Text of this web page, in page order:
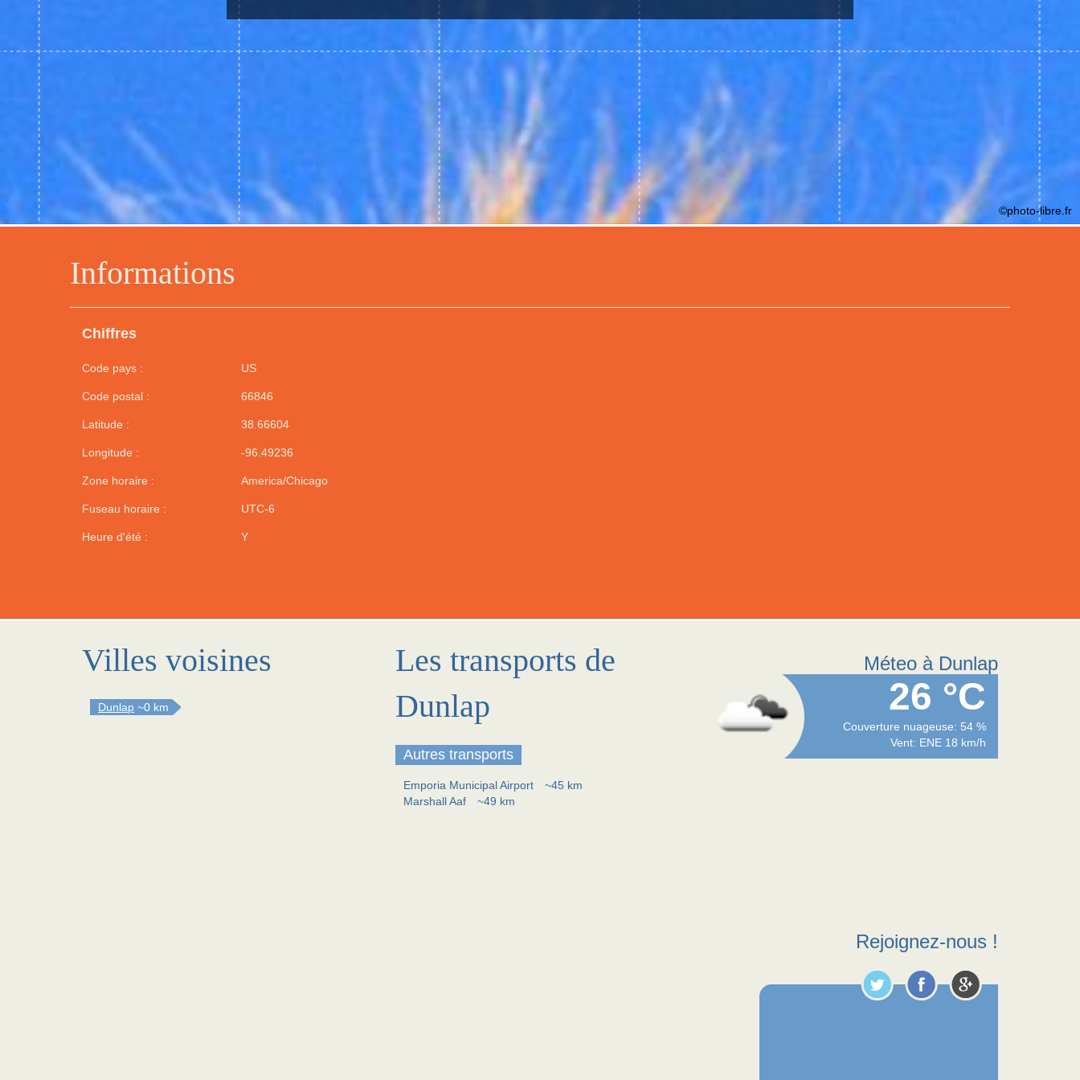
Informations
Chiffres
Code pays : US
Code postal : 66846
Latitude : 38.66604
Longitude : -96.49236
Zone horaire : America/Chicago
Fuseau horaire : UTC-6
Heure d'été : Y
©photo-libre.fr
Villes voisines
Dunlap ~0 km
Les transports de
Dunlap
Autres transports
Emporia Municipal Airport
~45 km
Marshall Aaf
~49 km
Méteo à Dunlap
26 °C
Couverture nuageuse: 54 %
Vent: ENE 18 km/h
Rejoignez-nous !